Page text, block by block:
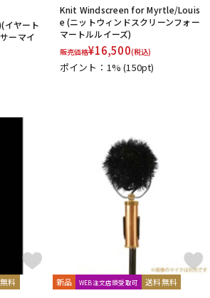
楽器アクセサリ
ヴィンテージ
イヤート
ーマイ
Knit Windscreen for Myrtle/Louis
e (ニットウィンドスクリーンフォー
マートルルイーズ)
販売価格¥16,500(税込)
ポイント：1%(150pt)
料 新品 WEB注文店頭受取可 送料無料